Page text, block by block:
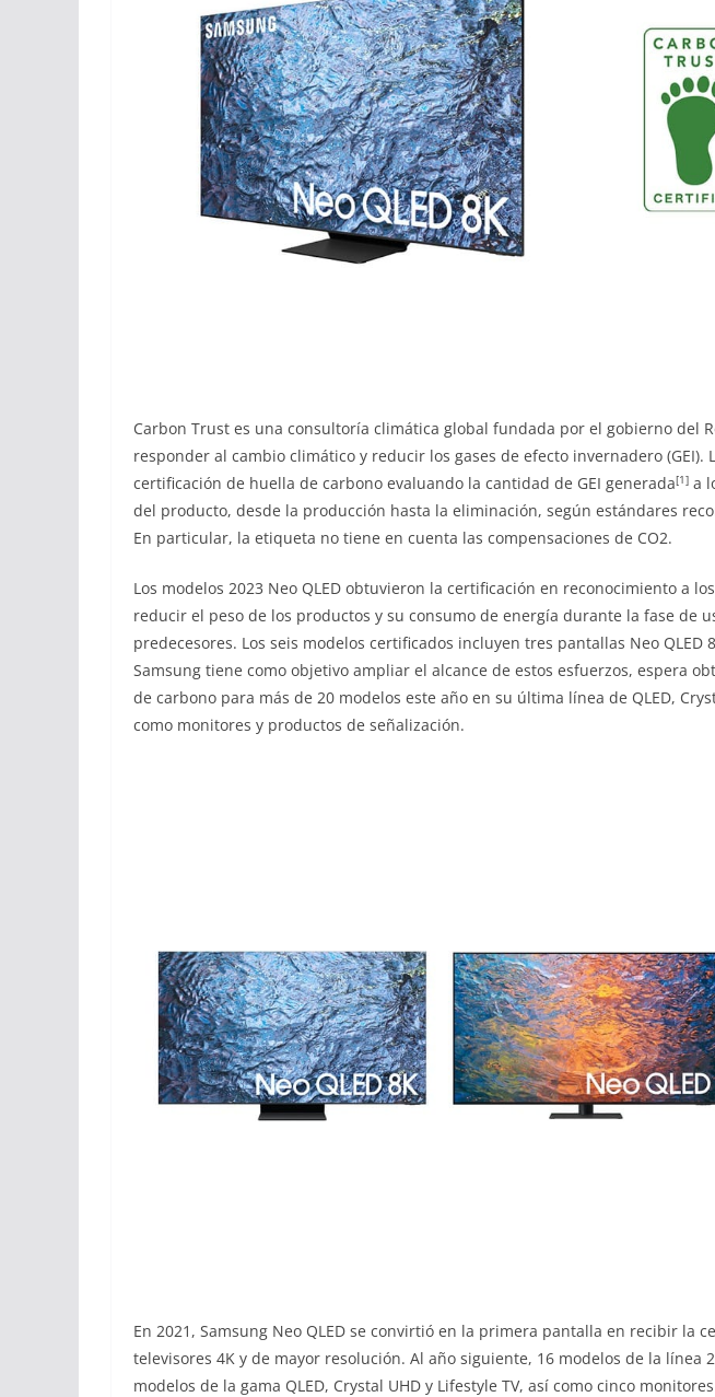
Carbon Trust es una consultoría climática global fundada por el gobierno del
responder al cambio climático y reducir los gases de efecto invernadero (GEI).
certificación de huella de carbono evaluando la cantidad de GEI generada[1] a
del producto, desde la producción hasta la eliminación, según estándares
En particular, la etiqueta no tiene en cuenta las compensaciones de CO2.
Los modelos 2023 Neo QLED obtuvieron la certificación en reconocimiento a
reducir el peso de los productos y su consumo de energía durante la fase de
predecesores. Los seis modelos certificados incluyen tres pantallas Neo QLED
Samsung tiene como objetivo ampliar el alcance de estos esfuerzos, espera
de carbono para más de 20 modelos este año en su última línea de QLED,
como monitores y productos de señalización.
En 2021, Samsung Neo QLED se convirtió en la primera pantalla en recibir la
televisores 4K y de mayor resolución. Al año siguiente, 16 modelos de la línea
modelos de la gama QLED, Crystal UHD y Lifestyle TV, así como cinco